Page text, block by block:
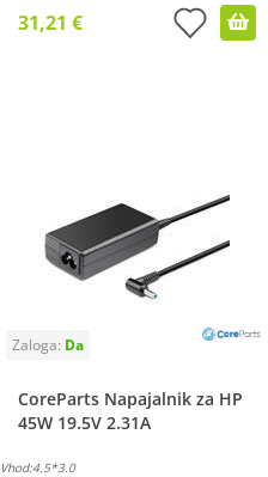
31,21 €
CoreParts Napajalnik za HP
45W 19.5V 2.31A
Vhod:4.5*3.0